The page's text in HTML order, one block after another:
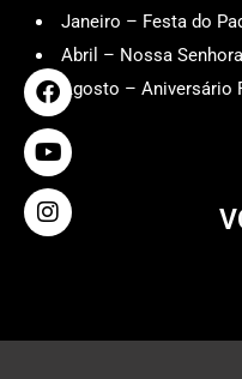
Janeiro – Festa do
Abril – Nossa
Agosto – Aniversário